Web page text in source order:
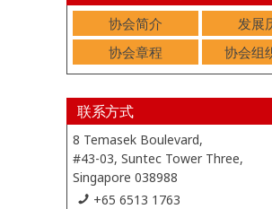
协会简介
发展
协会章程
协会组
联系方式
8 Temasek Boulevard,
#43-03, Suntec Tower Three,
Singapore 038988
+65 6513 1763